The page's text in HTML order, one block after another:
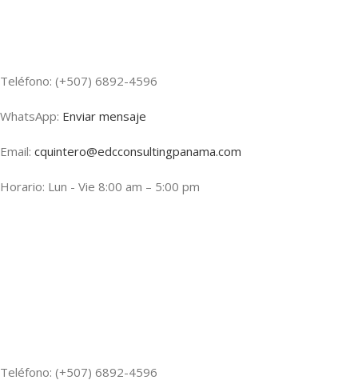
Teléfono: (+507) 6892-4596
WhatsApp: Enviar mensaje
Email: cquintero@edcconsultingpanama.com
Horario: Lun - Vie 8:00 am – 5:00 pm
Teléfono: (+507) 6892-4596